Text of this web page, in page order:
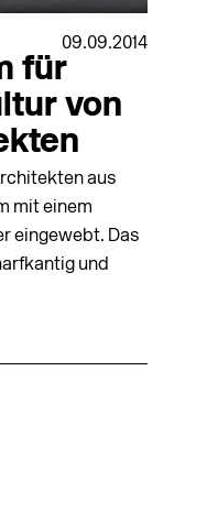
09.09.2014
für
von
aus
mit einem
eingewebt. Das
und